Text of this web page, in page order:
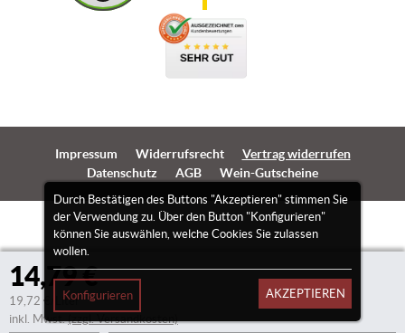
14,79 €
19,72 €/Liter
inkl. Mwst.(zzgl. Versandkosten)
Durch Bestätigen des Buttons "Akzeptieren" stimmen Sie
der Verwendung zu. Über den Button "Konfigurieren"
können Sie auswählen, welche Cookies Sie zulassen
wollen.
Konfigurieren AKZEPTIEREN
Impressum Widerrufsrecht
Vertrag widerrufen
Datenschutz
AGB Wein-Gutscheine